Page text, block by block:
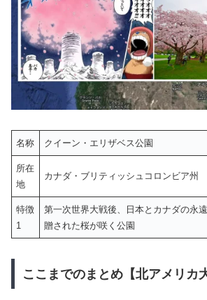
名称 クイーン・エリザベス公園
所在
地
カナダ・ブリティッシュコロンビア州
特徴
1
第一次世界大戦後、日本とカナダの永
贈された桜が咲く公園
ここまでのまとめ【北アメリカ